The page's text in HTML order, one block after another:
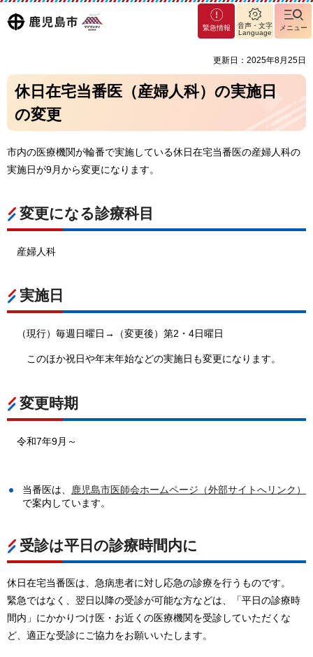
鹿児島
マグ
マシ
緊急情報
音声・文字
Language
メニュー
更新日：2025年8月25日
休日在宅当番医（産婦人科）の実施日
の変更
市内の医療機関が輪番で実施している休日在宅当番医の産婦人科の
実施日が9月から変更になります。
変更になる診療科目
産婦人科
実施日
（現行）毎週日曜日→（変更後）第2・4日曜日
このほか祝日や年末年始などの実施日も変更になります。
変更時期
令和7年9月～
当番医は、
鹿児島市医師会ホームページ（外部サイトへリンク）
で案内しています。
受診は平日の診療時間内に
休日在宅当番医は、急病患者に対し応急の診療を行うものです。
緊急ではなく、翌日以降の受診が可能な方などは、「平日の診療時
間内」にかかりつけ医・お近くの医療機関を受診していただくな
ど、適正な受診にご協力をお願いいたします。